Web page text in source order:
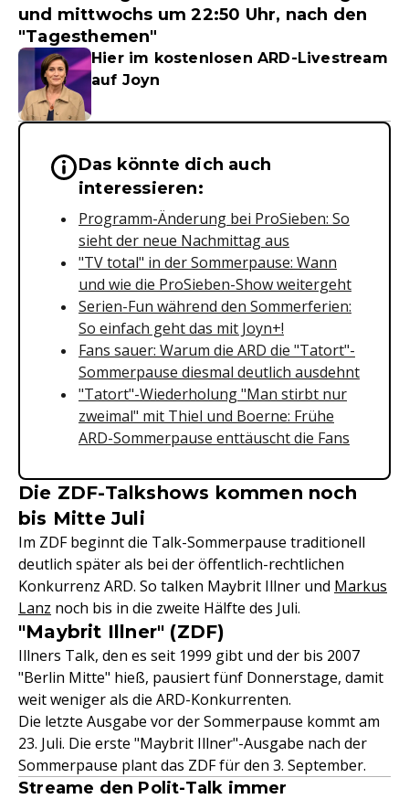
und mittwochs um 22:50 Uhr, nach den
"Tagesthemen"
Hier im kostenlosen ARD-Livestream
auf Joyn
Wichtige Hinweise &
Das könnte dich auch
interessieren:
Programm-Änderung bei ProSieben: So
sieht der neue Nachmittag aus
"TV total" in der Sommerpause: Wann
und wie die ProSieben-Show weitergeht
Serien-Fun während den Sommerferien:
So einfach geht das mit Joyn+!
Fans sauer: Warum die ARD die "Tatort"-
Sommerpause diesmal deutlich ausdehnt
"Tatort"-Wiederholung "Man stirbt nur
zweimal" mit Thiel und Boerne: Frühe
ARD-Sommerpause enttäuscht die Fans
Die ZDF-Talkshows kommen noch
bis Mitte Juli
Im ZDF beginnt die Talk-Sommerpause traditionell
deutlich später als bei der öffentlich-rechtlichen
Konkurrenz ARD. So talken Maybrit Illner und Markus
Lanz noch bis in die zweite Hälfte des Juli.
"Maybrit Illner" (ZDF)
Illners Talk, den es seit 1999 gibt und der bis 2007
"Berlin Mitte" hieß, pausiert fünf Donnerstage, damit
weit weniger als die ARD-Konkurrenten.
Die letzte Ausgabe vor der Sommerpause kommt am
23. Juli. Die erste "Maybrit Illner"-Ausgabe nach der
Sommerpause plant das ZDF für den 3. September.
Streame den Polit-Talk immer